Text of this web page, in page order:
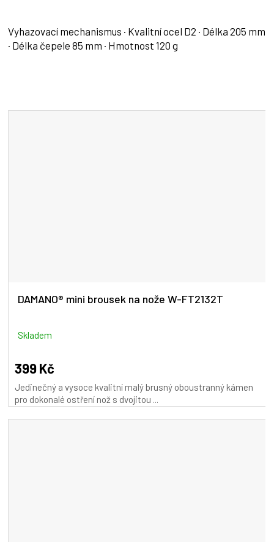
Vyhazovací mechanismus · Kvalitní ocel D2 · Délka 205 mm
· Délka čepele 85 mm · Hmotnost 120 g
DAMANO® mini brousek na nože W-FT2132T
Skladem
399 Kč
Jedinečný a vysoce kvalitní malý brusný oboustranný kámen
pro dokonalé ostření nož s dvojitou ...